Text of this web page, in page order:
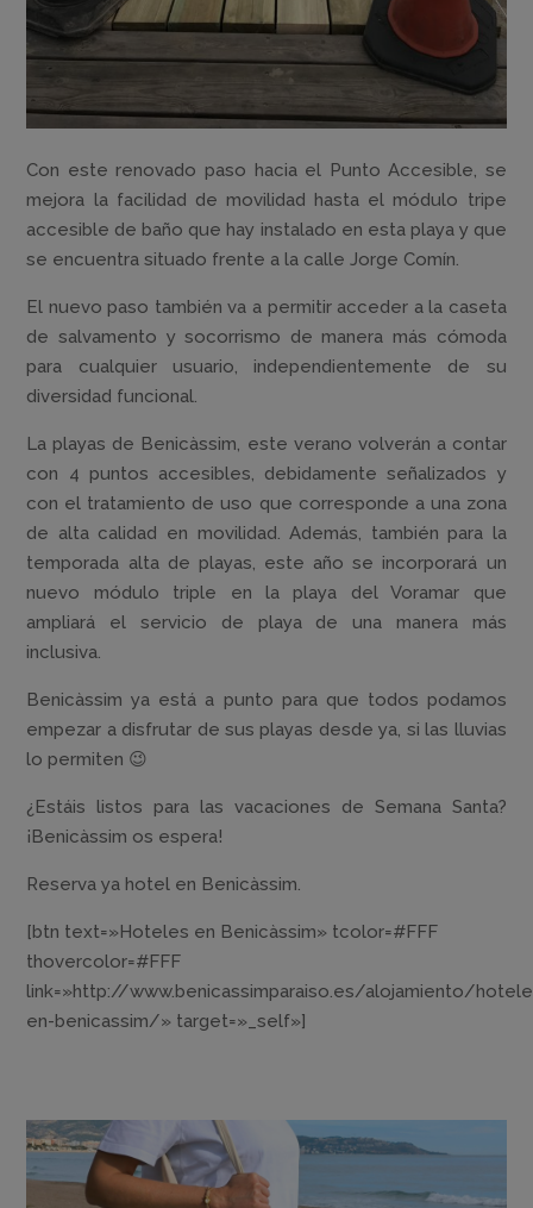
Con este renovado paso hacia el Punto Accesible, se
mejora la facilidad de movilidad hasta el módulo tripe
accesible de baño que hay instalado en esta playa y que
se encuentra situado frente a la calle Jorge Comín.
El nuevo paso también va a permitir acceder a la caseta
de salvamento y socorrismo de manera más cómoda
para cualquier usuario, independientemente de su
diversidad funcional.
La playas de Benicàssim, este verano volverán a contar
con 4 puntos accesibles, debidamente señalizados y
con el tratamiento de uso que corresponde a una zona
de alta calidad en movilidad. Además, también para la
temporada alta de playas, este año se incorporará un
nuevo módulo triple en la playa del Voramar que
ampliará el servicio de playa de una manera más
inclusiva.
Benicàssim ya está a punto para que todos podamos
empezar a disfrutar de sus playas desde ya, si las lluvias
lo permiten 😉
¿Estáis listos para las vacaciones de Semana Santa?
¡Benicàssim os espera!
Reserva ya hotel en Benicàssim.
[btn text=»Hoteles en Benicàssim» tcolor=#FFF
thovercolor=#FFF
link=»http://www.benicassimparaiso.es/alojamiento/
en-benicassim/» target=»_self»]